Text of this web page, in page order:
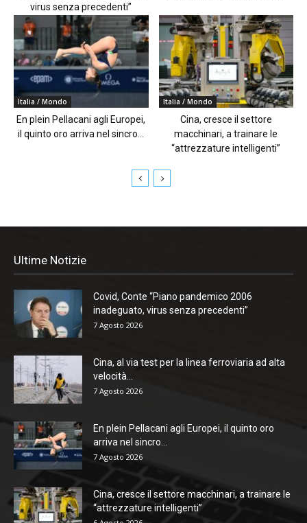
virus senza precedenti”
Italia / Mondo
En plein Pellacani agli Europei,
il quinto oro arriva nel sincro...
Italia / Mondo
Cina, cresce il settore
macchinari, a trainare le
“attrezzature intelligenti”
Ultime Notizie
Covid, Conte “Piano pandemico 2006
inadeguato, virus senza precedenti”
7 Agosto 2026
Cina, al via test per la linea ferroviaria ad alta
velocità...
7 Agosto 2026
En plein Pellacani agli Europei, il quinto oro
arriva nel sincro...
7 Agosto 2026
Cina, cresce il settore macchinari, a trainare le
“attrezzature intelligenti”